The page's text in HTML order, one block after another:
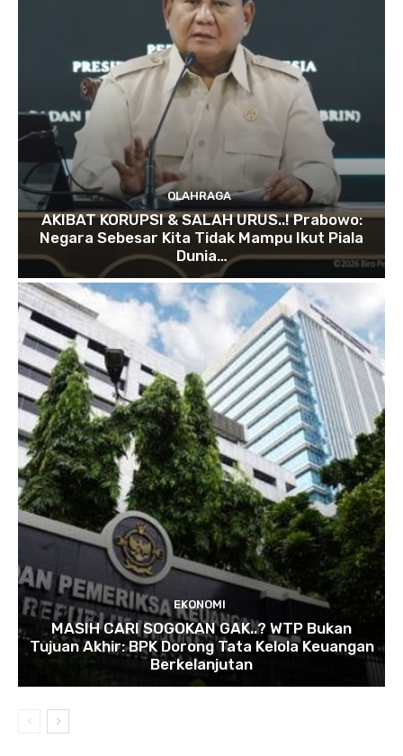
OLAHRAGA
AKIBAT KORUPSI & SALAH URUS..! Prabowo:
Negara Sebesar Kita Tidak Mampu Ikut Piala
Dunia…
EKONOMI
MASIH CARI SOGOKAN GAK..? WTP Bukan
Tujuan Akhir: BPK Dorong Tata Kelola Keuangan
Berkelanjutan